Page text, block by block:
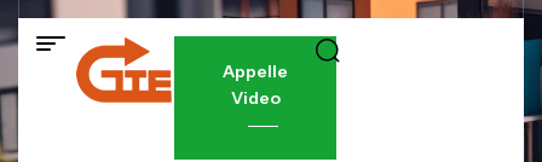
Appelle
Video